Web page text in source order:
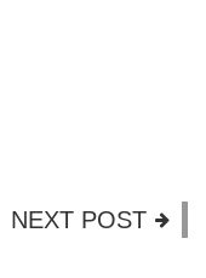
NEXT POST